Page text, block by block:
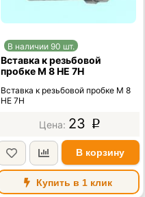
В наличии 90 шт.
Вставка к резьбовой
пробке М 8 НЕ 7H
Вставка к резьбовой пробке М 8
НЕ 7H
23 p
В корзину
Купить в 1 клик